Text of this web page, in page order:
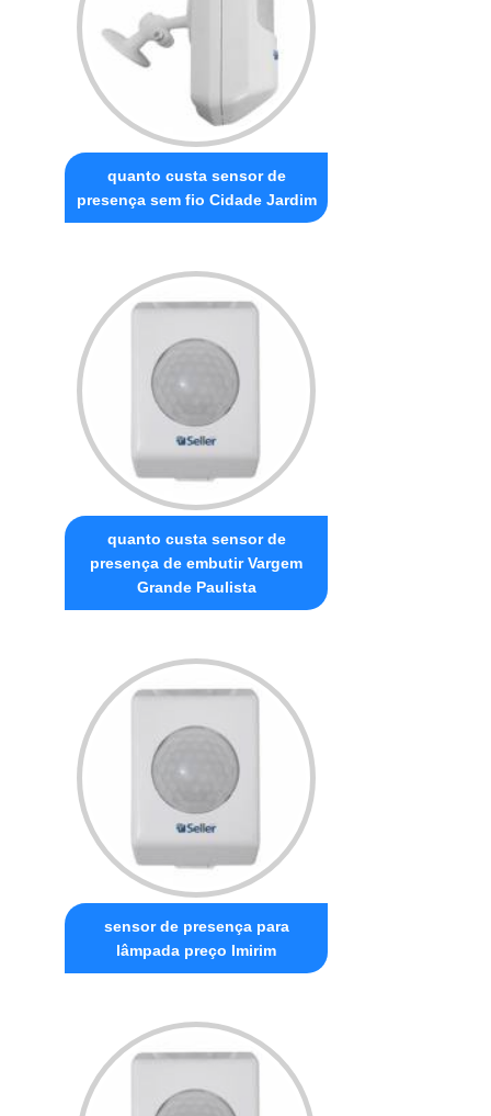
quanto custa sensor de
presença sem fio Cidade Jardim
quanto custa sensor de
presença de embutir Vargem
Grande Paulista
sensor de presença para
lâmpada preço Imirim